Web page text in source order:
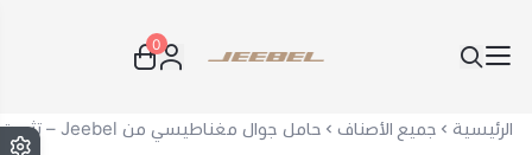
JEEBEL
0
الرئيسية جميع الأصناف حامل جوال مغناطيسي من Jeebel – تثبيت فائق بتقنية الشفط والالتصاق القوي حامل جوال للسيارة بثبات مزدوج ودوران 360°